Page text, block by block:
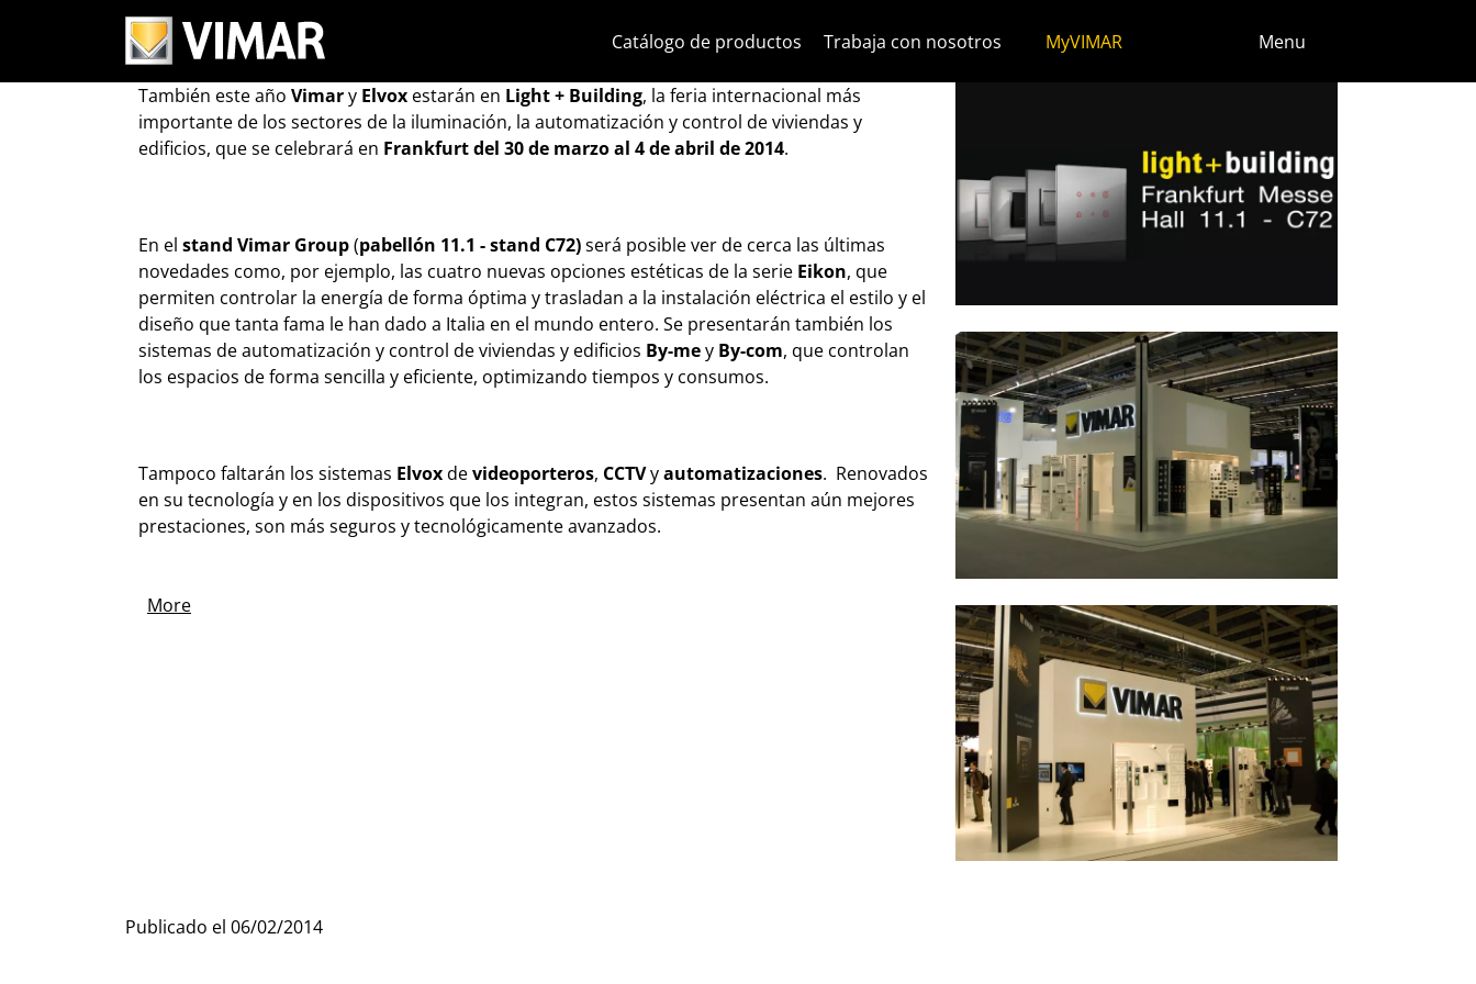
Catálogo de productos Trabaja con nosotros MyVIMAR Menu
Vimar Group en Light + Building 2014
También este año Vimary Elvox estarán en Light + Building, la feria internacional más
importante de los sectores de la iluminación, la automatización y control de viviendas y
edificios, que se celebrará en Frankfurt del 30 de marzo al 4 de abril de 2014.
En el stand Vimar Group(pabellón 11.1 - stand C72)será posible ver de cerca las últimas
novedades como, por ejemplo, las cuatro nuevas opciones estéticas de la serie Eikon, que
permiten controlar la energía de forma óptima y trasladan a la instalación eléctrica el estilo y el
diseño que tanta fama le han dado a Italia en el mundo entero. Se presentarán también los
sistemas de automatización y control de viviendas y edificios By-mey By-com, que controlan
los espacios de forma sencilla y eficiente, optimizando tiempos y consumos.
Tampoco faltarán los sistemas Elvoxdevideoporteros, CCTVyautomatizaciones. Renovados
en su tecnología y en los dispositivos que los integran, estos sistemas presentan aún mejores
prestaciones, son más seguros y tecnológicamente avanzados.
More
Publicado el 06/02/2014